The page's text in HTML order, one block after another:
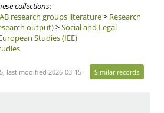
collections:
research groups literature> Research
output)>Social and Legal
Studies (IEE)
last modified 2026-03-15 Similar records